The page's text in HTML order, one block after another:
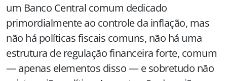
um Banco Central comum dedicado
primordialmente ao controle da inflação, mas
não há políticas fiscais comuns, não há uma
estrutura de regulação financeira forte, comum
— apenas elementos disso — e sobretudo não